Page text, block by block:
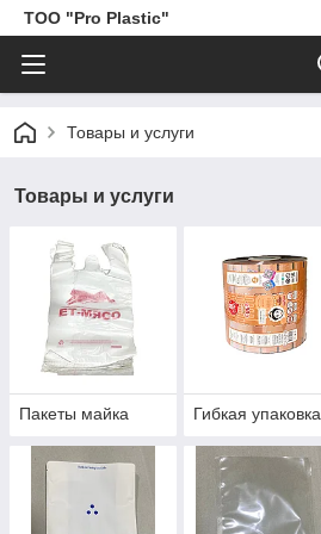
ТОО "Pro Plastic"
Товары и услуги
Товары и услуги
Пакеты майка Гибкая упаковка